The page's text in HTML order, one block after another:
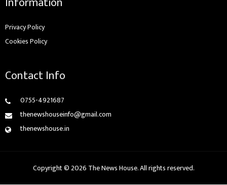
Privacy Policy
Cookies Policy
Contact Info
0755-4921687
thenewshouseinfo@gmail.com
thenewshouse.in
Copyright © 2026 The News House. All rights reserved.